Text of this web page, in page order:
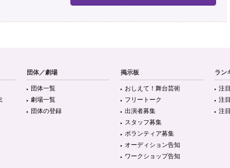
団体／劇場
団体一覧
劇場一覧
団体の登録
掲示板
おしえて！舞台芸術
フリートーク
出演者募集
スタッフ募集
ボランティア募集
オーディション告知
ワークショップ告知
ラン
注
注
注